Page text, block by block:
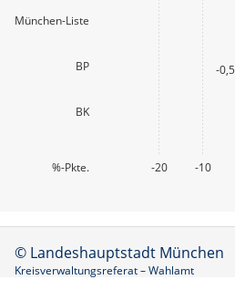
München-Liste
BP
BK
-20 -10
%-Pkte.
-0,5
© Landeshauptstadt München
Kreisverwaltungsreferat – Wahlamt